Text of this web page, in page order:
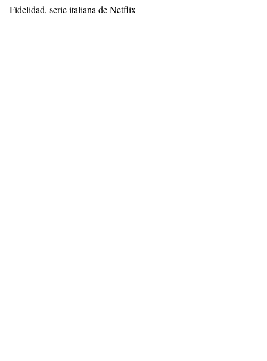
Fidelidad, serie italiana de Netflix